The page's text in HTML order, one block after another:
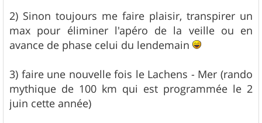
2) Sinon toujours me faire plaisir, transpirer un
max pour éliminer l'apéro de la veille ou en
avance de phase celui du lendemain
3) faire une nouvelle fois le Lachens - Mer (rando
mythique de 100 km qui est programmée le 2
juin cette année)